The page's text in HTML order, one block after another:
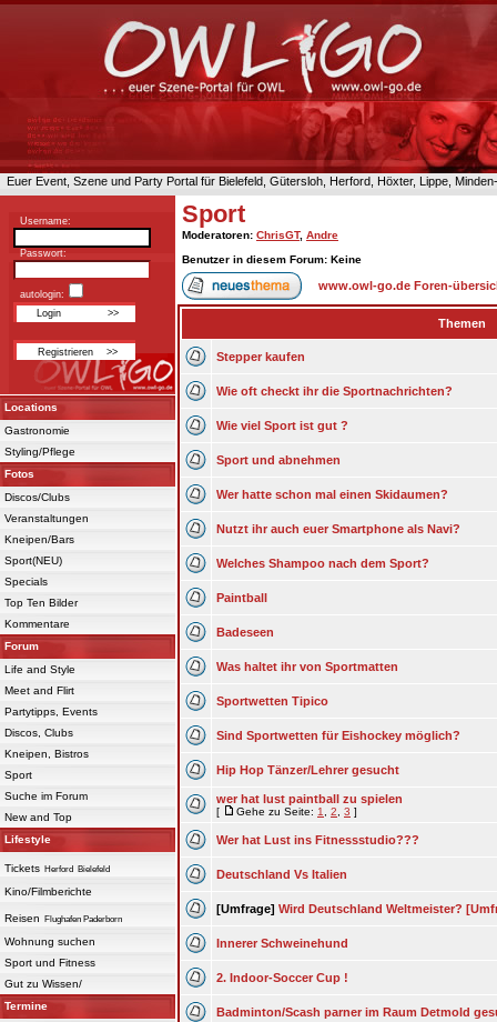
Euer Event, Szene und Party Portal für Bielefeld, Gütersloh, Herford, Höxter, Lippe,
Username:
Passwort:
autologin:
Locations
Gastronomie
Styling/Pflege
Fotos
Discos/Clubs
Veranstaltungen
Kneipen/Bars
Sport(NEU)
Specials
Top Ten Bilder
Kommentare
Forum
Life and Style
Meet and Flirt
Partytipps, Events
Discos, Clubs
Kneipen, Bistros
Sport
Suche im Forum
New and Top
Lifestyle
Tickets Herford Bielefeld
Kino/Filmberichte
Reisen Flughafen Paderborn
Wohnung suchen
Sport und Fitness
Gut zu Wissen/
Termine
Sport
Moderatoren: ChrisGT, Andre
Benutzer in diesem Forum: Keine
www.owl-go.de Foren-
Themen
Stepper kaufen
Wie oft checkt ihr die Sportnachrichten?
Wie viel Sport ist gut ?
Sport und abnehmen
Wer hatte schon mal einen Skidaumen?
Nutzt ihr auch euer Smartphone als Navi?
Welches Shampoo nach dem Sport?
Paintball
Badeseen
Was haltet ihr von Sportmatten
Sportwetten Tipico
Sind Sportwetten für Eishockey möglich?
Hip Hop Tänzer/Lehrer gesucht
wer hat lust paintball zu spielen
[ Gehe zu Seite: 1 2 3 ]
Wer hat Lust ins Fitnessstudio???
Deutschland Vs Italien
[Umfrage] Wird Deutschland Weltmeister?
Innerer Schweinehund
2. Indoor-Soccer Cup !
Badminton/Scash parner im Raum Detmold